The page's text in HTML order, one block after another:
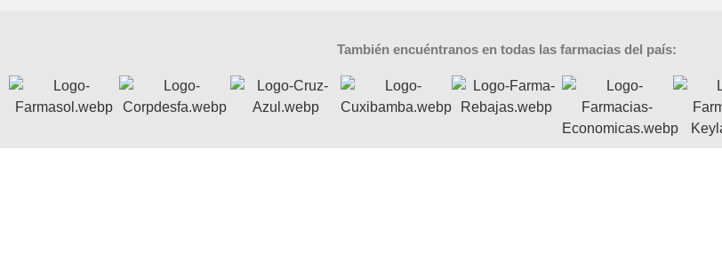
También encuéntranos en todas las farmacias del país: